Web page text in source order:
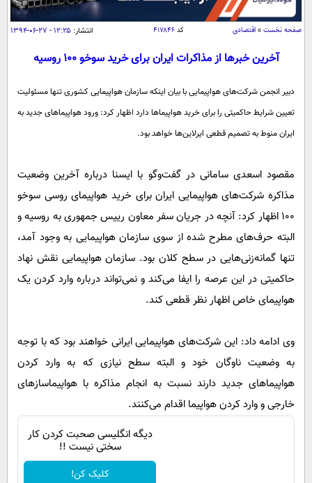
سیاسی
اقتصاد
اقتصادی
جامعه
محیط زیست
سفر و تفریح
بین الملل
فناوری و It
علمی
اخبار کریپتو
قرآن
گوناگون
سرگرمی
باشگاه مغز
فیلم
اقتصاد
ورزش
فناوری
گوناگون
عصر ایران 2
خواندنی ها و دیدنی ها
روانشناسی
آشپزی
آموزش زبان
صفحه نخست » اقتصادی کد۴۱۷۸۴۶ انتشار: ۱۲:۲۵ - ۲۷-۰۶-۱۳۹۴
آخرین خبرها از مذاکرات ایران برای خرید سوخو 100 روسیه
دبیر انجمن شرکت‌های هواپیمایی با بیان اینکه سازمان هواپیمایی کشوری تنها مسئولیت
تعیین شرایط حاکمیتی را برای خرید هواپیماها دارد اظهار کرد: ورود هواپیماهای جدید به
ایران منوط به تصمیم قطعی ایرلاین‌ها خواهد بود.
مقصود اسعدی سامانی در گفت‌وگو با ایسنا درباره آخرین وضعیت
مذاکره شرکت‌های هواپیمایی ایران برای خرید هواپیمای روسی سوخو
100 اظهار کرد: آنچه در جریان سفر معاون رییس جمهوری به روسیه و
البته حرف‌های مطرح شده از سوی سازمان هواپیمایی به وجود آمد،
تنها گمانه‌زنی‌هایی در سطح کلان بود. سازمان هواپیمایی نقش نهاد
حاکمیتی در این عرصه را ایفا می‌کند و نمی‌تواند درباره وارد کردن یک
هواپیمای خاص اظهار نظر قطعی کند.
وی ادامه داد: این شرکت‌های هواپیمایی ایرانی خواهند بود که با توجه
به وضعیت ناوگان خود و البته سطح نیازی که به وارد کردن
هواپیماهای جدید دارند نسبت به انجام مذاکره با هواپیماسازهای
خارجی و وارد کردن هواپیما اقدام می‌کنند.
دیگه انگلیسی صحبت کردن کار
سختی نیست !!
کلیک کن!